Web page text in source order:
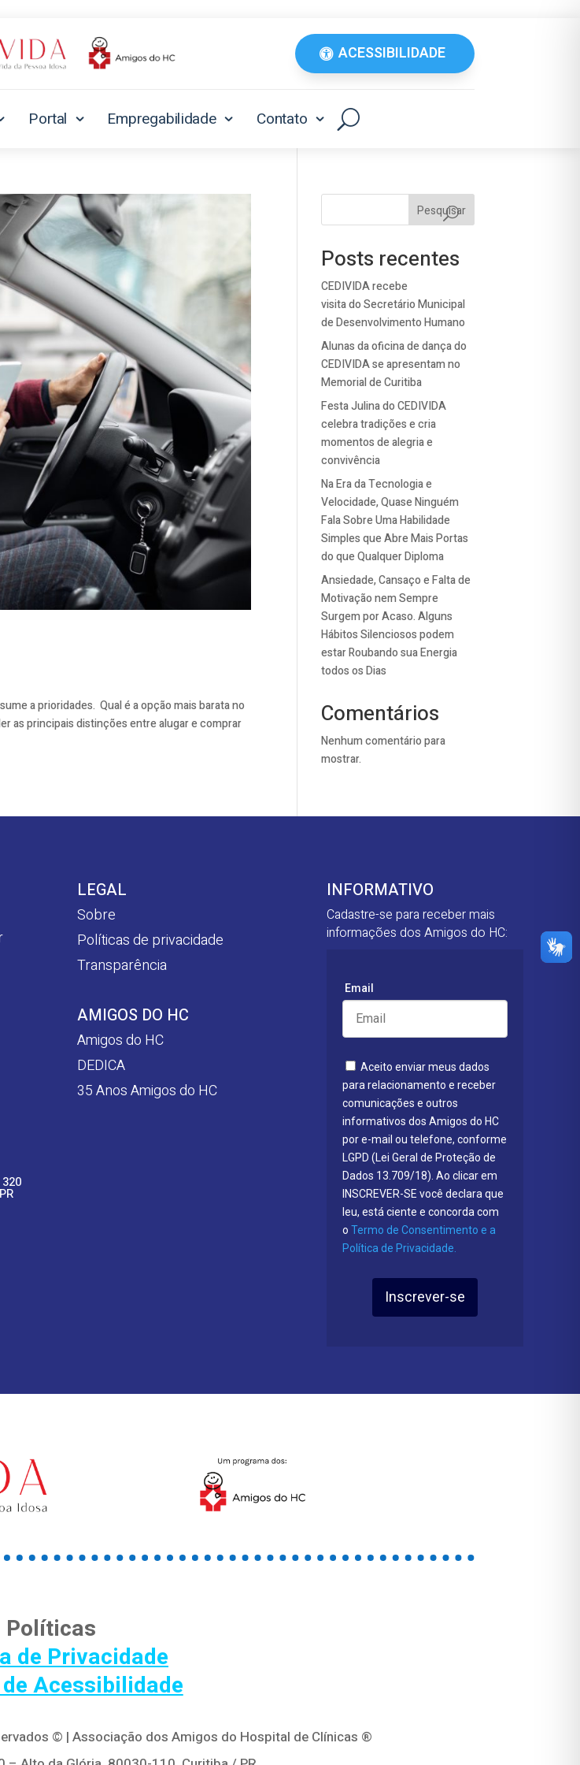
ACESSIBILIDADE
Portal Empregabilidade Contato
a prioridades. Qual é a opção mais barata no
as principais distinções entre alugar e comprar
Pesquisar
Posts recentes
CEDIVIDA recebe
visita do Secretário Municipal
de Desenvolvimento Humano
Alunas da oficina de dança do
CEDIVIDA se apresentam no
Memorial de Curitiba
Festa Julina do CEDIVIDA
celebra tradições e cria
momentos de alegria e
convivência
Na Era da Tecnologia e
Velocidade, Quase Ninguém
Fala Sobre Uma Habilidade
Simples que Abre Mais Portas
do que Qualquer Diploma
Ansiedade, Cansaço e Falta de
Motivação nem Sempre
Surgem por Acaso. Alguns
Hábitos Silenciosos podem
estar Roubando sua Energia
todos os Dias
Comentários
Nenhum comentário para
mostrar.
LEGAL
Sobre
Políticas de privacidade
Transparência
AMIGOS DO HC
Amigos do HC
DEDICA
35 Anos Amigos do HC
INFORMATIVO
Cadastre-se para receber mais
informações dos Amigos do HC:
Email
Aceito enviar meus dados
para relacionamento e receber
comunicações e outros
informativos dos Amigos do HC
por e-mail ou telefone, conforme
LGPD (Lei Geral de Proteção de
Dados 13.709/18). Ao clicar em
INSCREVER-SE você declara que
leu, está ciente e concorda com
o Termo de Consentimento e a
Política de Privacidade.
Inscrever-se
Políticas
de Privacidade
Acessibilidade
© | Associação dos Amigos do Hospital de Clínicas ®